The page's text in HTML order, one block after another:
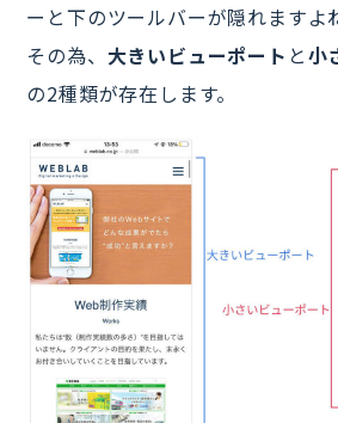
ーと下のツールバーが隠れますよ
その為、 大きいビューポート と小
の2種類が存在します。